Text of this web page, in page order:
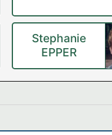
Stephanie
EPPER